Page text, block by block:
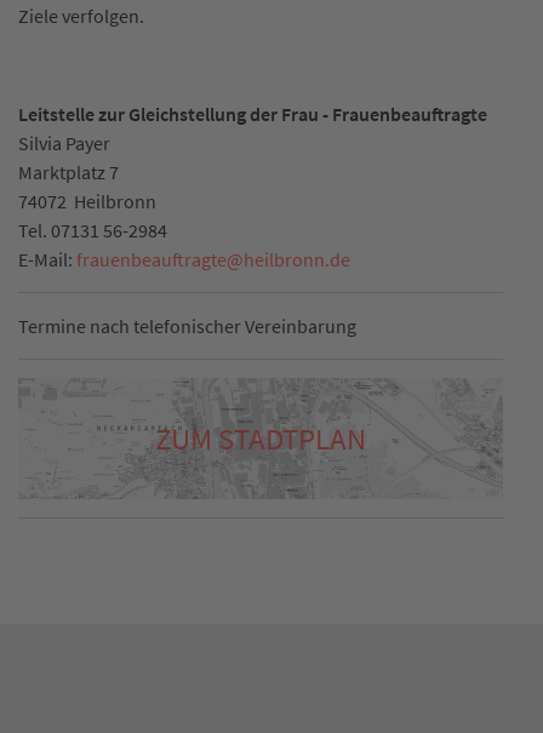
Ziele verfolgen.
Leitstelle zur Gleichstellung der Frau - Frauenbeauftragte
Silvia Payer
Marktplatz 7
74072 Heilbronn
Tel. 07131 56-2984
E-Mail: frauenbeauftragte@heilbronn.de
Termine nach telefonischer Vereinbarung
ZUM STADTPLAN